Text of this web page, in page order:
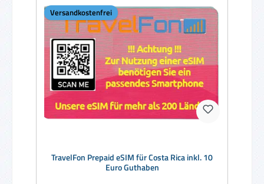
Versandkostenfrei
TravelFon Prepaid eSIM für Costa Rica inkl. 10
Euro Guthaben